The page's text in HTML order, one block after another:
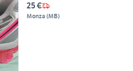
25 €
Monza (MB)